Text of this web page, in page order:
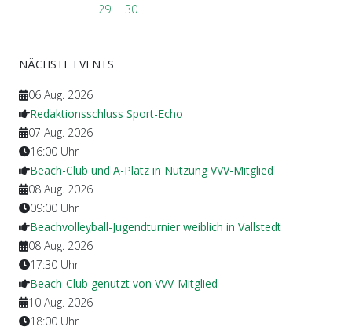
29
30
NÄCHSTE EVENTS
06 Aug. 2026
Redaktionsschluss Sport-Echo
07 Aug. 2026
16:00 Uhr
Beach-Club und A-Platz in Nutzung VVV-Mitglied
08 Aug. 2026
09:00 Uhr
Beachvolleyball-Jugendturnier weiblich in Vallstedt
08 Aug. 2026
17:30 Uhr
Beach-Club genutzt von VVV-Mitglied
10 Aug. 2026
18:00 Uhr